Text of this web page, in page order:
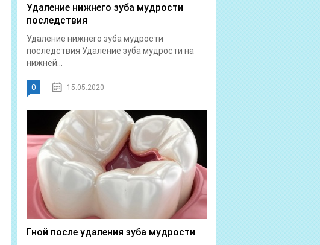
Удаление нижнего зуба мудрости
последствия
Удаление нижнего зуба мудрости
последствия Удаление зуба мудрости на
нижней...
0 15.05.2020
Гной после удаления зуба мудрости